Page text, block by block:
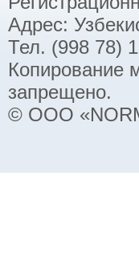
Адрес:
Тел. (998 78)
Копирование
запрещено.
© ООО